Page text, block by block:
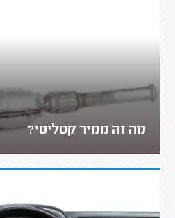
מה זה ממיר קטליטי?